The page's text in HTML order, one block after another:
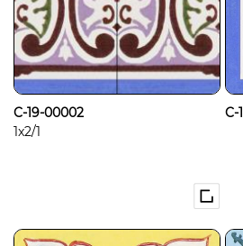
C-19-00002
1x2/1
C-